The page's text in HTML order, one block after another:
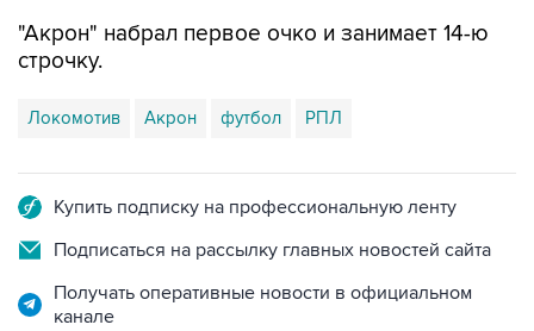
"Акрон" набрал первое очко и занимает 14-ю
строчку.
Локомотив Акрон футбол РПЛ
Купить подписку на профессиональную ленту
Подписаться на рассылку главных новостей сайта
Получать оперативные новости в официальном
канале